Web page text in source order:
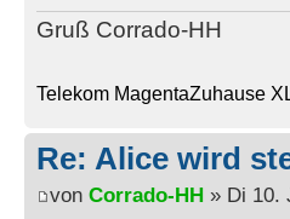
Gruß Corrado-HH
Telekom MagentaZuhause
Re: Alice wird
von Corrado-HH » Di 10.